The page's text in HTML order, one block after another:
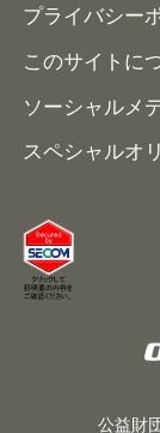
プライバシー
このサイトに
ソーシャルメ
スペシャルオ
公益財